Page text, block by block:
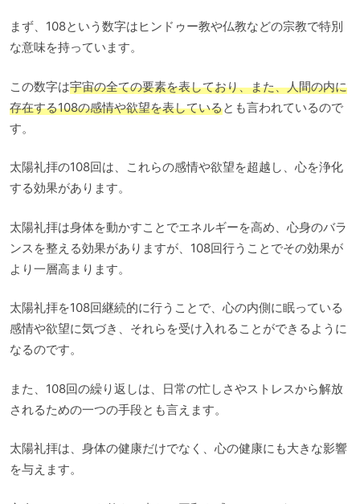
まず、108という数字はヒンドゥー教や仏教などの宗教で特別
な意味を持っています。
この数字は宇宙の全ての要素を表しており、また、人間の内に
存在する108の感情や欲望を表しているとも言われているので
す。
太陽礼拝の108回は、これらの感情や欲望を超越し、心を浄化
する効果があります。
太陽礼拝は身体を動かすことでエネルギーを高め、心身のバラ
ンスを整える効果がありますが、108回行うことでその効果が
より一層高まります。
太陽礼拝を108回継続的に行うことで、心の内側に眠っている
感情や欲望に気づき、それらを受け入れることができるように
なるのです。
また、108回の繰り返しは、日常の忙しさやストレスから解放
されるための一つの手段とも言えます。
太陽礼拝は、身体の健康だけでなく、心の健康にも大きな影響
を与えます。